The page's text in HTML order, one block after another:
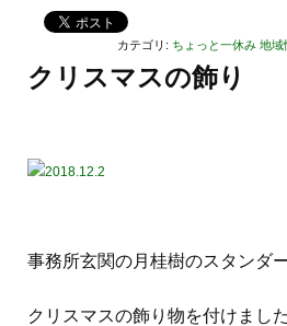
カテゴリ: ちょっと一休み 地域
クリスマスの飾り
事務所玄関の月桂樹のスタンダ
クリスマスの飾り物を付けました